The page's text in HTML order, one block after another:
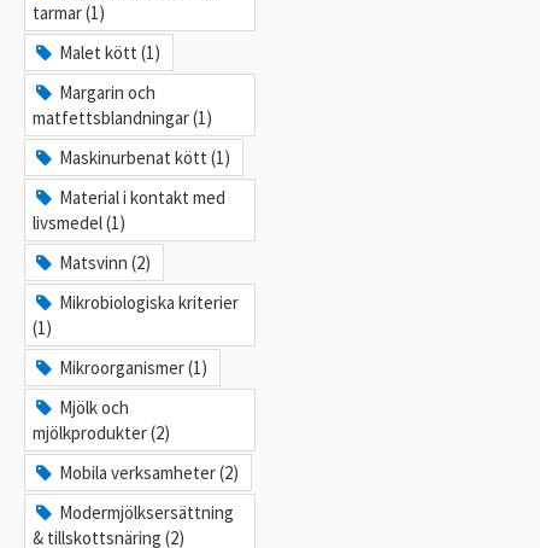
tarmar (1)
Malet kött (1)
Margarin och
matfettsblandningar (1)
Maskinurbenat kött (1)
Material i kontakt med
livsmedel (1)
Matsvinn (2)
Mikrobiologiska kriterier
(1)
Mikroorganismer (1)
Mjölk och
mjölkprodukter (2)
Mobila verksamheter (2)
Modermjölksersättning
& tillskottsnäring (2)